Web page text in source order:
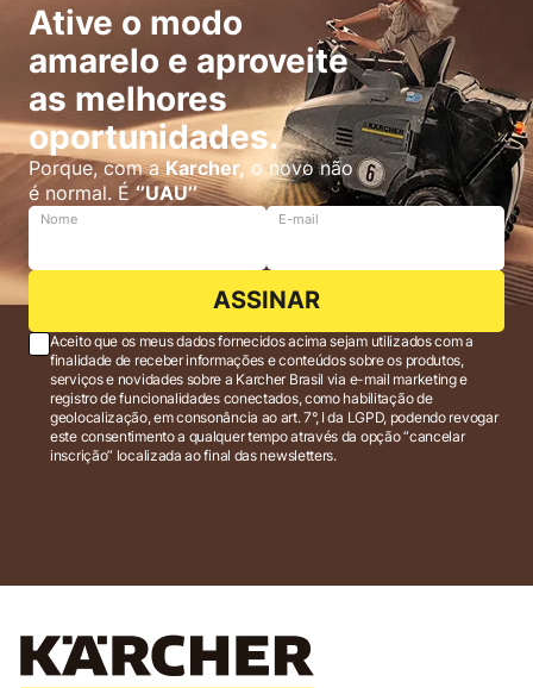
Ative o modo
amarelo e aproveite
as melhores
oportunidades.
Porque, com aKarcher, o novo não
é normal. É‘’UAU’’
Nome E-mail
ASSINAR
Aceito que os meus dados fornecidos acima sejam utilizados com a
finalidade de receber informações e conteúdos sobre os produtos,
serviços e novidades sobre a Karcher Brasil via e-mail marketing e
registro de funcionalidades conectados, como habilitação de
geolocalização, em consonância ao art. 7°, I da LGPD, podendo revogar
este consentimento a qualquer tempo através da opção “cancelar
inscrição” localizada ao final das newsletters.